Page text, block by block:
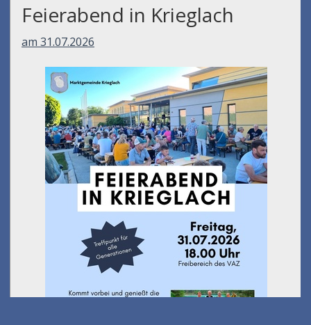
Feierabend in Krieglach
am 31.07.2026